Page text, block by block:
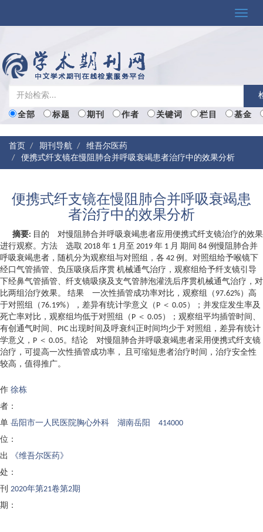
Toggle
全部 标题 期刊 作者 关键词 栏目 基金
首页 期刊导航
维吾尔医药
便携式纤支镜在慢阻肺合并呼吸衰竭患者治疗中的效果分析
便携式纤支镜在慢阻肺合并呼吸衰竭患
者治疗中的效果分析
摘要: 目的 对慢阻肺合并呼吸衰竭患者应用便携式纤支镜治疗的效果
进行观察。方法 选取 2018 年 1 月至 2019 年 1 月 期间 84 例慢阻肺合并
呼吸衰竭患者，随机分为观察组与对照组，各 42 例。对照组给予喉镜下
经口气管插管、负压吸痰后序贯 机械通气治疗，观察组给予纤支镜引导
下经鼻气管插管、纤支镜吸痰及支气管肺泡灌洗后序贯机械通气治疗，对
比两组治疗效果。 结果 一次性插管成功率对比，观察组（97.62%）高
于对照组（76.19%），差异有统计学意义（P ＜ 0.05）；并发症发生率及
死亡率对比，观察组均低于对照组（P ＜ 0.05）；观察组平均插管时间、
有创通气时间、PIC 出现时间及呼衰纠正时间均少于 对照组，差异有统计
学意义，P ＜ 0.05。结论 对慢阻肺合并呼吸衰竭患者采用便携式纤支镜
治疗，可提高一次性插管成功率， 且可缩短患者治疗时间，治疗安全性
较高，值得推广。
作
者：
徐栋
单
位：
岳阳市一人民医院胸心外科 湖南岳阳 414000
出
处：
《维吾尔医药》
刊
期：
2020年第21卷第2期